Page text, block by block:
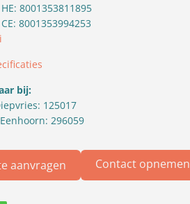
8001353811895
8001353994253
bij:
125017
296059
aanvragen Contact opnemen